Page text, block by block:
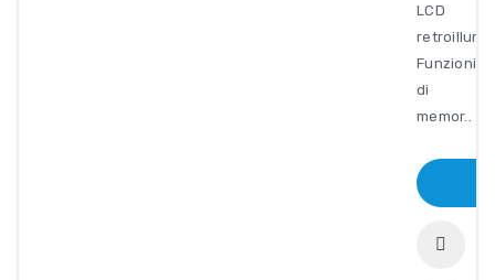
LCD
Funzioni
di
memor..